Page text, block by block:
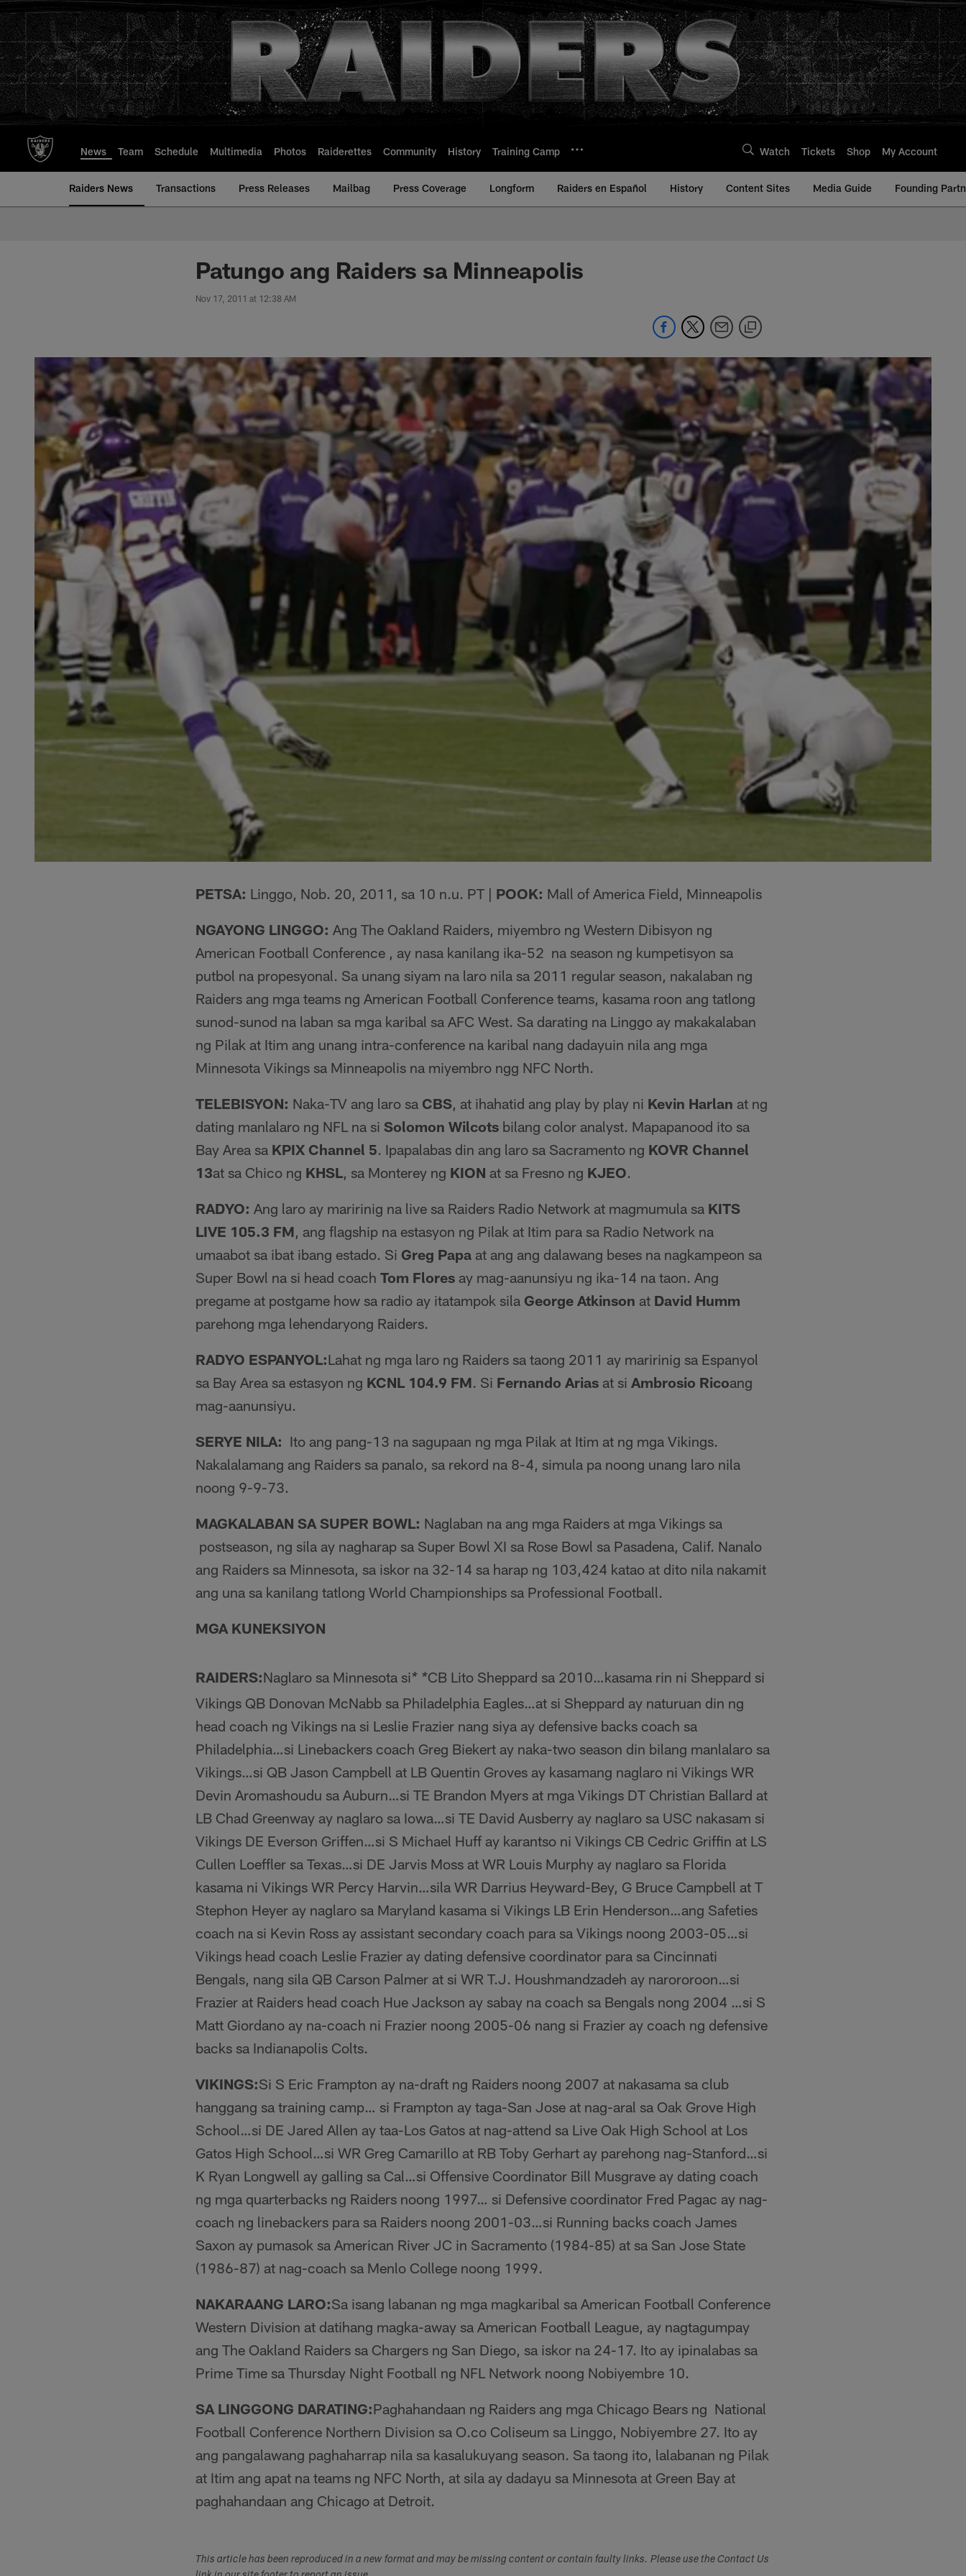
to
main
content
News Team Schedule Multimedia Photos Raiderettes Community History Training Camp Watch Tickets Shop My Account
Raiders News Transactions Press Releases Mailbag Press Coverage Longform Raiders en Español History Content Sites Media Guide Founding
Patungo ang Raiders sa Minneapolis
Nov 17, 2011 at 12:38 AM
PETSA: Linggo, Nob. 20, 2011, sa 10 n.u. PT | POOK: Mall of America Field, Minneapolis
NGAYONG LINGGO: Ang The Oakland Raiders, miyembro ng Western Dibisyon ng
American Football Conference , ay nasa kanilang ika-52 na season ng kumpetisyon sa
putbol na propesyonal. Sa unang siyam na laro nila sa 2011 regular season, nakalaban ng
Raiders ang mga teams ng American Football Conference teams, kasama roon ang tatlong
sunod-sunod na laban sa mga karibal sa AFC West. Sa darating na Linggo ay makakalaban
ng Pilak at Itim ang unang intra-conference na karibal nang dadayuin nila ang mga
Minnesota Vikings sa Minneapolis na miyembro ngg NFC North.
TELEBISYON: Naka-TV ang laro sa CBS, at ihahatid ang play by play ni Kevin Harlan at ng
dating manlalaro ng NFL na si Solomon Wilcots bilang color analyst. Mapapanood ito sa
Bay Area sa KPIX Channel 5. Ipapalabas din ang laro sa Sacramento ng KOVR Channel
13at sa Chico ng KHSL, sa Monterey ng KION at sa Fresno ng KJEO.
RADYO: Ang laro ay maririnig na live sa Raiders Radio Network at magmumula sa KITS
LIVE 105.3 FM, ang flagship na estasyon ng Pilak at Itim para sa Radio Network na
umaabot sa ibat ibang estado. Si Greg Papa at ang ang dalawang beses na nagkampeon sa
Super Bowl na si head coach Tom Flores ay mag-aanunsiyu ng ika-14 na taon. Ang
pregame at postgame how sa radio ay itatampok sila George Atkinson at David Humm
parehong mga lehendaryong Raiders.
RADYO ESPANYOL:Lahat ng mga laro ng Raiders sa taong 2011 ay maririnig sa Espanyol
sa Bay Area sa estasyon ng KCNL 104.9 FM. Si Fernando Arias at si Ambrosio Ricoang
mag-aanunsiyu.
SERYE NILA: Ito ang pang-13 na sagupaan ng mga Pilak at Itim at ng mga Vikings.
Nakalalamang ang Raiders sa panalo, sa rekord na 8-4, simula pa noong unang laro nila
noong 9-9-73.
MAGKALABAN SA SUPER BOWL: Naglaban na ang mga Raiders at mga Vikings sa
postseason, ng sila ay nagharap sa Super Bowl XI sa Rose Bowl sa Pasadena, Calif. Nanalo
ang Raiders sa Minnesota, sa iskor na 32-14 sa harap ng 103,424 katao at dito nila nakamit
ang una sa kanilang tatlong World Championships sa Professional Football.
MGA KUNEKSIYON
RAIDERS:Naglaro sa Minnesota si* *CB Lito Sheppard sa 2010…kasama rin ni Sheppard si
Vikings QB Donovan McNabb sa Philadelphia Eagles…at si Sheppard ay naturuan din ng
head coach ng Vikings na si Leslie Frazier nang siya ay defensive backs coach sa
Philadelphia…si Linebackers coach Greg Biekert ay naka-two season din bilang manlalaro sa
Vikings…si QB Jason Campbell at LB Quentin Groves ay kasamang naglaro ni Vikings WR
Devin Aromashoudu sa Auburn…si TE Brandon Myers at mga Vikings DT Christian Ballard at
LB Chad Greenway ay naglaro sa Iowa…si TE David Ausberry ay naglaro sa USC nakasam si
Vikings DE Everson Griffen…si S Michael Huff ay karantso ni Vikings CB Cedric Griffin at LS
Cullen Loeffler sa Texas…si DE Jarvis Moss at WR Louis Murphy ay naglaro sa Florida
kasama ni Vikings WR Percy Harvin…sila WR Darrius Heyward-Bey, G Bruce Campbell at T
Stephon Heyer ay naglaro sa Maryland kasama si Vikings LB Erin Henderson…ang Safeties
coach na si Kevin Ross ay assistant secondary coach para sa Vikings noong 2003-05…si
Vikings head coach Leslie Frazier ay dating defensive coordinator para sa Cincinnati
Bengals, nang sila QB Carson Palmer at si WR T.J. Houshmandzadeh ay narororoon…si
Frazier at Raiders head coach Hue Jackson ay sabay na coach sa Bengals nong 2004 …si S
Matt Giordano ay na-coach ni Frazier noong 2005-06 nang si Frazier ay coach ng defensive
backs sa Indianapolis Colts.
VIKINGS:Si S Eric Frampton ay na-draft ng Raiders noong 2007 at nakasama sa club
hanggang sa training camp… si Frampton ay taga-San Jose at nag-aral sa Oak Grove High
School…si DE Jared Allen ay taa-Los Gatos at nag-attend sa Live Oak High School at Los
Gatos High School…si WR Greg Camarillo at RB Toby Gerhart ay parehong nag-Stanford…si
K Ryan Longwell ay galling sa Cal…si Offensive Coordinator Bill Musgrave ay dating coach
ng mga quarterbacks ng Raiders noong 1997… si Defensive coordinator Fred Pagac ay nag-
coach ng linebackers para sa Raiders noong 2001-03…si Running backs coach James
Saxon ay pumasok sa American River JC in Sacramento (1984-85) at sa San Jose State
(1986-87) at nag-coach sa Menlo College noong 1999.
NAKARAANG LARO:Sa isang labanan ng mga magkaribal sa American Football Conference
Western Division at datihang magka-away sa American Football League, ay nagtagumpay
ang The Oakland Raiders sa Chargers ng San Diego, sa iskor na 24-17. Ito ay ipinalabas sa
Prime Time sa Thursday Night Football ng NFL Network noong Nobiyembre 10.
SA LINGGONG DARATING:Paghahandaan ng Raiders ang mga Chicago Bears ng National
Football Conference Northern Division sa O.co Coliseum sa Linggo, Nobiyembre 27. Ito ay
ang pangalawang paghaharrap nila sa kasalukuyang season. Sa taong ito, lalabanan ng Pilak
at Itim ang apat na teams ng NFC North, at sila ay dadayu sa Minnesota at Green Bay at
paghahandaan ang Chicago at Detroit.
This article has been reproduced in a new format and may be missing content or contain faulty links. Please use the Contact Us